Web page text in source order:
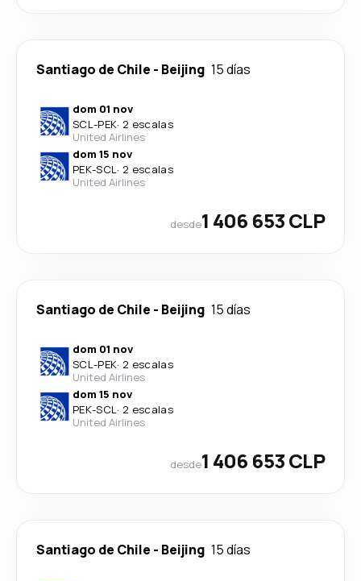
Santiago de Chile - Beijing 15 días
dom 01 nov
SCL-PEK· 2 escalas
United Airlines
dom 15 nov
PEK-SCL· 2 escalas
United Airlines
desde1 406 653 CLP
Santiago de Chile - Beijing 15 días
dom 01 nov
SCL-PEK· 2 escalas
United Airlines
dom 15 nov
PEK-SCL· 2 escalas
United Airlines
desde1 406 653 CLP
Santiago de Chile - Beijing 15 días